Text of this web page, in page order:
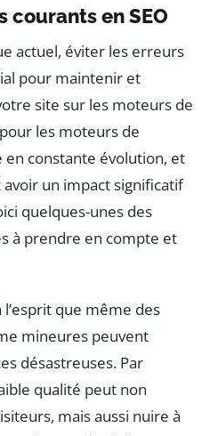
courants en SEO
actuel, éviter les erreurs
pour maintenir et
site sur les moteurs de
les moteurs de
constante évolution, et
un impact significatif
quelques-unes des
à prendre en compte et
que même des
mineures peuvent
désastreuses. Par
qualité peut non
mais aussi nuire à